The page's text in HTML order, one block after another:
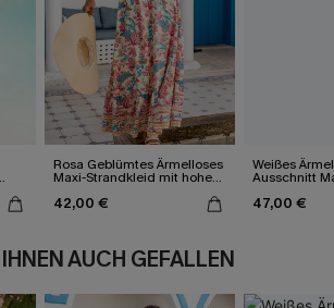
Rosa Geblümtes Ärmelloses
Maxi-Strandkleid mit hohem
42,00 €
Weißes
Ausschnitt
47,00 €
AUCH GEFALLEN